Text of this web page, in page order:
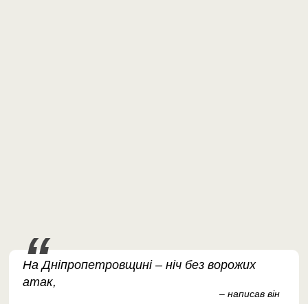
На Дніпропетровщині – ніч без ворожих
атак,
– написав він